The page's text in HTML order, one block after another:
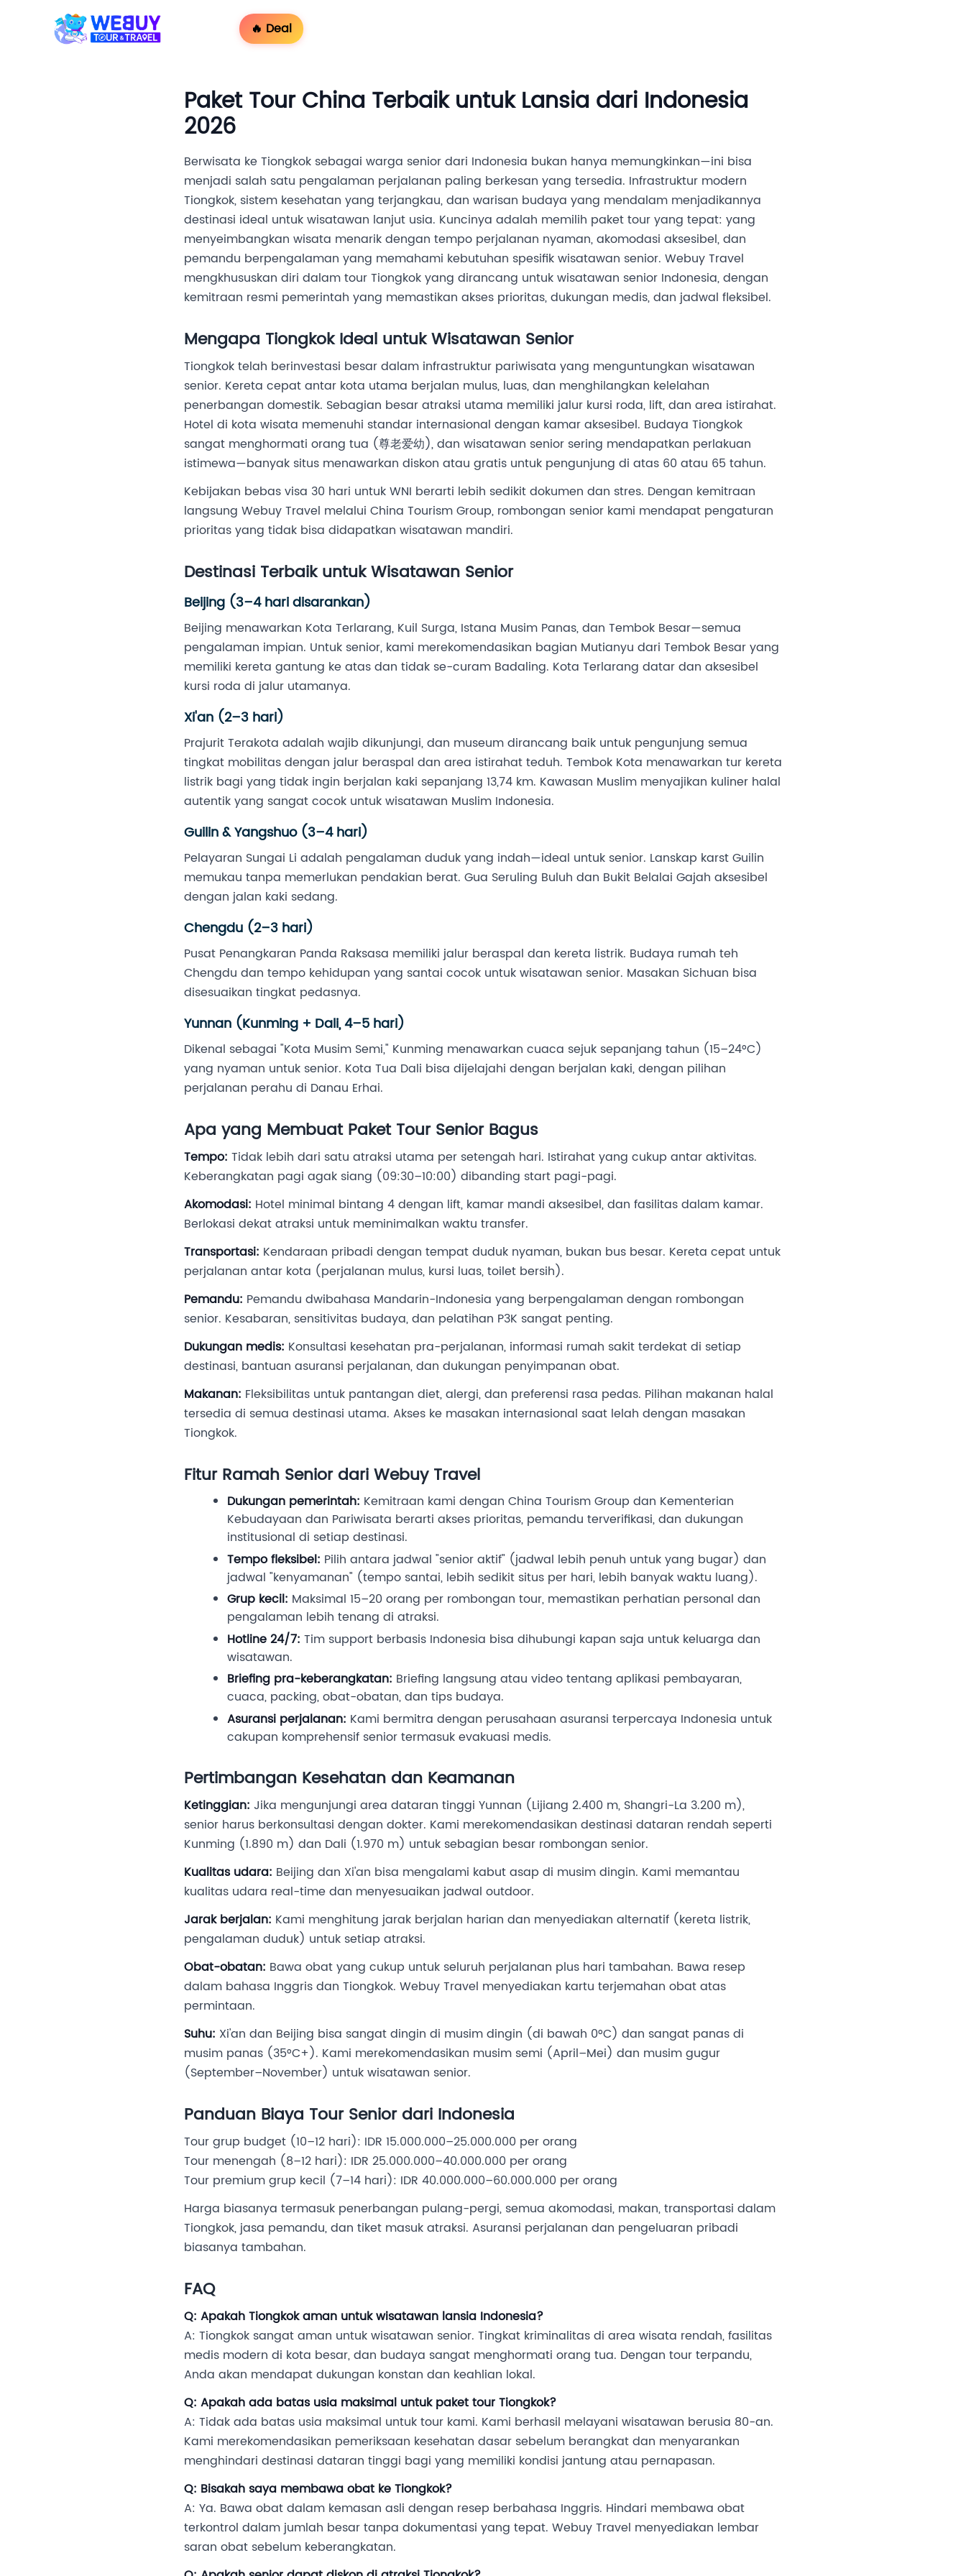
🔥 Deal
Paket Tour China Terbaik untuk Lansia dari Indonesia
2026
Berwisata ke Tiongkok sebagai warga senior dari Indonesia bukan hanya memungkinkan—ini bisa
menjadi salah satu pengalaman perjalanan paling berkesan yang tersedia. Infrastruktur modern
Tiongkok, sistem kesehatan yang terjangkau, dan warisan budaya yang mendalam menjadikannya
destinasi ideal untuk wisatawan lanjut usia. Kuncinya adalah memilih paket tour yang tepat: yang
menyeimbangkan wisata menarik dengan tempo perjalanan nyaman, akomodasi aksesibel, dan
pemandu berpengalaman yang memahami kebutuhan spesifik wisatawan senior. Webuy Travel
mengkhususkan diri dalam tour Tiongkok yang dirancang untuk wisatawan senior Indonesia, dengan
kemitraan resmi pemerintah yang memastikan akses prioritas, dukungan medis, dan jadwal fleksibel.
Mengapa Tiongkok Ideal untuk Wisatawan Senior
Tiongkok telah berinvestasi besar dalam infrastruktur pariwisata yang menguntungkan wisatawan
senior. Kereta cepat antar kota utama berjalan mulus, luas, dan menghilangkan kelelahan
penerbangan domestik. Sebagian besar atraksi utama memiliki jalur kursi roda, lift, dan area istirahat.
Hotel di kota wisata memenuhi standar internasional dengan kamar aksesibel. Budaya Tiongkok
sangat menghormati orang tua (尊老爱幼), dan wisatawan senior sering mendapatkan perlakuan
istimewa—banyak situs menawarkan diskon atau gratis untuk pengunjung di atas 60 atau 65 tahun.
Kebijakan bebas visa 30 hari untuk WNI berarti lebih sedikit dokumen dan stres. Dengan kemitraan
langsung Webuy Travel melalui China Tourism Group, rombongan senior kami mendapat pengaturan
prioritas yang tidak bisa didapatkan wisatawan mandiri.
Destinasi Terbaik untuk Wisatawan Senior
Beijing (3–4 hari disarankan)
Beijing menawarkan Kota Terlarang, Kuil Surga, Istana Musim Panas, dan Tembok Besar—semua
pengalaman impian. Untuk senior, kami merekomendasikan bagian Mutianyu dari Tembok Besar yang
memiliki kereta gantung ke atas dan tidak se-curam Badaling. Kota Terlarang datar dan aksesibel
kursi roda di jalur utamanya.
Xi'an (2–3 hari)
Prajurit Terakota adalah wajib dikunjungi, dan museum dirancang baik untuk pengunjung semua
tingkat mobilitas dengan jalur beraspal dan area istirahat teduh. Tembok Kota menawarkan tur kereta
listrik bagi yang tidak ingin berjalan kaki sepanjang 13,74 km. Kawasan Muslim menyajikan kuliner halal
autentik yang sangat cocok untuk wisatawan Muslim Indonesia.
Guilin & Yangshuo (3–4 hari)
Pelayaran Sungai Li adalah pengalaman duduk yang indah—ideal untuk senior. Lanskap karst Guilin
memukau tanpa memerlukan pendakian berat. Gua Seruling Buluh dan Bukit Belalai Gajah aksesibel
dengan jalan kaki sedang.
Chengdu (2–3 hari)
Pusat Penangkaran Panda Raksasa memiliki jalur beraspal dan kereta listrik. Budaya rumah teh
Chengdu dan tempo kehidupan yang santai cocok untuk wisatawan senior. Masakan Sichuan bisa
disesuaikan tingkat pedasnya.
Yunnan (Kunming + Dali, 4–5 hari)
Dikenal sebagai "Kota Musim Semi," Kunming menawarkan cuaca sejuk sepanjang tahun (15–24°C)
yang nyaman untuk senior. Kota Tua Dali bisa dijelajahi dengan berjalan kaki, dengan pilihan
perjalanan perahu di Danau Erhai.
Apa yang Membuat Paket Tour Senior Bagus
Tempo: Tidak lebih dari satu atraksi utama per setengah hari. Istirahat yang cukup antar aktivitas.
Keberangkatan pagi agak siang (09:30–10:00) dibanding start pagi-pagi.
Akomodasi: Hotel minimal bintang 4 dengan lift, kamar mandi aksesibel, dan fasilitas dalam kamar.
Berlokasi dekat atraksi untuk meminimalkan waktu transfer.
Transportasi: Kendaraan pribadi dengan tempat duduk nyaman, bukan bus besar. Kereta cepat untuk
perjalanan antar kota (perjalanan mulus, kursi luas, toilet bersih).
Pemandu: Pemandu dwibahasa Mandarin-Indonesia yang berpengalaman dengan rombongan
senior. Kesabaran, sensitivitas budaya, dan pelatihan P3K sangat penting.
Dukungan medis: Konsultasi kesehatan pra-perjalanan, informasi rumah sakit terdekat di setiap
destinasi, bantuan asuransi perjalanan, dan dukungan penyimpanan obat.
Makanan: Fleksibilitas untuk pantangan diet, alergi, dan preferensi rasa pedas. Pilihan makanan halal
tersedia di semua destinasi utama. Akses ke masakan internasional saat lelah dengan masakan
Tiongkok.
Fitur Ramah Senior dari Webuy Travel
Dukungan pemerintah: Kemitraan kami dengan China Tourism Group dan Kementerian
Kebudayaan dan Pariwisata berarti akses prioritas, pemandu terverifikasi, dan dukungan
institusional di setiap destinasi.
Tempo fleksibel: Pilih antara jadwal "senior aktif" (jadwal lebih penuh untuk yang bugar) dan
jadwal "kenyamanan" (tempo santai, lebih sedikit situs per hari, lebih banyak waktu luang).
Grup kecil: Maksimal 15–20 orang per rombongan tour, memastikan perhatian personal dan
pengalaman lebih tenang di atraksi.
Hotline 24/7: Tim support berbasis Indonesia bisa dihubungi kapan saja untuk keluarga dan
wisatawan.
Briefing pra-keberangkatan: Briefing langsung atau video tentang aplikasi pembayaran,
cuaca, packing, obat-obatan, dan tips budaya.
Asuransi perjalanan: Kami bermitra dengan perusahaan asuransi terpercaya Indonesia untuk
cakupan komprehensif senior termasuk evakuasi medis.
Pertimbangan Kesehatan dan Keamanan
Ketinggian: Jika mengunjungi area dataran tinggi Yunnan (Lijiang 2.400 m, Shangri-La 3.200 m),
senior harus berkonsultasi dengan dokter. Kami merekomendasikan destinasi dataran rendah seperti
Kunming (1.890 m) dan Dali (1.970 m) untuk sebagian besar rombongan senior.
Kualitas udara: Beijing dan Xi'an bisa mengalami kabut asap di musim dingin. Kami memantau
kualitas udara real-time dan menyesuaikan jadwal outdoor.
Jarak berjalan: Kami menghitung jarak berjalan harian dan menyediakan alternatif (kereta listrik,
pengalaman duduk) untuk setiap atraksi.
Obat-obatan: Bawa obat yang cukup untuk seluruh perjalanan plus hari tambahan. Bawa resep
dalam bahasa Inggris dan Tiongkok. Webuy Travel menyediakan kartu terjemahan obat atas
permintaan.
Suhu: Xi'an dan Beijing bisa sangat dingin di musim dingin (di bawah 0°C) dan sangat panas di
musim panas (35°C+). Kami merekomendasikan musim semi (April–Mei) dan musim gugur
(September–November) untuk wisatawan senior.
Panduan Biaya Tour Senior dari Indonesia
Tour grup budget (10–12 hari): IDR 15.000.000–25.000.000 per orang
Tour menengah (8–12 hari): IDR 25.000.000–40.000.000 per orang
Tour premium grup kecil (7–14 hari): IDR 40.000.000–60.000.000 per orang
Harga biasanya termasuk penerbangan pulang-pergi, semua akomodasi, makan, transportasi dalam
Tiongkok, jasa pemandu, dan tiket masuk atraksi. Asuransi perjalanan dan pengeluaran pribadi
biasanya tambahan.
FAQ
Q: Apakah Tiongkok aman untuk wisatawan lansia Indonesia?
A: Tiongkok sangat aman untuk wisatawan senior. Tingkat kriminalitas di area wisata rendah, fasilitas
medis modern di kota besar, dan budaya sangat menghormati orang tua. Dengan tour terpandu,
Anda akan mendapat dukungan konstan dan keahlian lokal.
Q: Apakah ada batas usia maksimal untuk paket tour Tiongkok?
A: Tidak ada batas usia maksimal untuk tour kami. Kami berhasil melayani wisatawan berusia 80-an.
Kami merekomendasikan pemeriksaan kesehatan dasar sebelum berangkat dan menyarankan
menghindari destinasi dataran tinggi bagi yang memiliki kondisi jantung atau pernapasan.
Q: Bisakah saya membawa obat ke Tiongkok?
A: Ya. Bawa obat dalam kemasan asli dengan resep berbahasa Inggris. Hindari membawa obat
terkontrol dalam jumlah besar tanpa dokumentasi yang tepat. Webuy Travel menyediakan lembar
saran obat sebelum keberangkatan.